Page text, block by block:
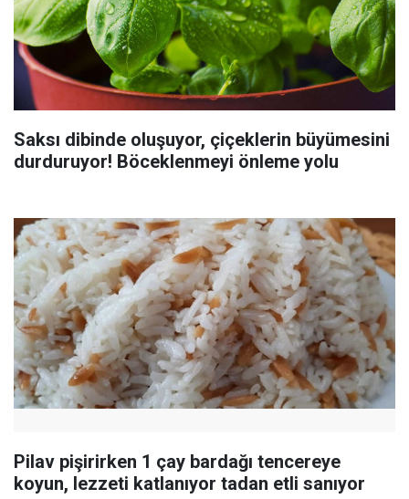
Saksı dibinde oluşuyor, çiçeklerin büyümesini
durduruyor! Böceklenmeyi önleme yolu
Pilav pişirirken 1 çay bardağı tencereye
koyun, lezzeti katlanıyor tadan etli sanıyor